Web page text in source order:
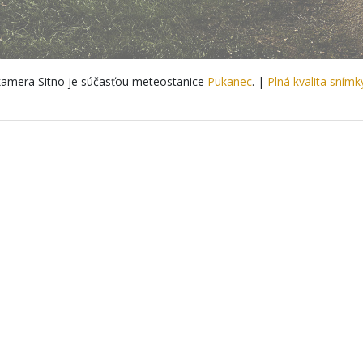
Sitno je súčasťou meteostanice Pukanec. | Plná kvalita